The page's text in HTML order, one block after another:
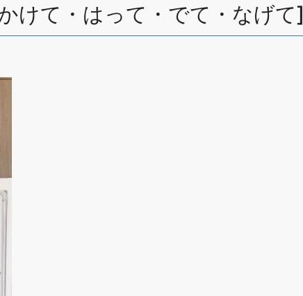
けて・はって・でて・なげて